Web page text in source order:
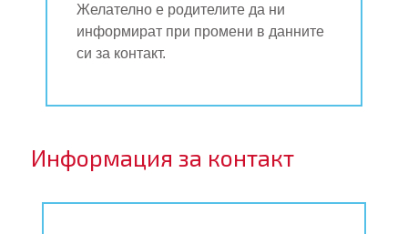
Желателно е родителите да ни
информират при промени в данните
си за контакт.
Информация за контакт